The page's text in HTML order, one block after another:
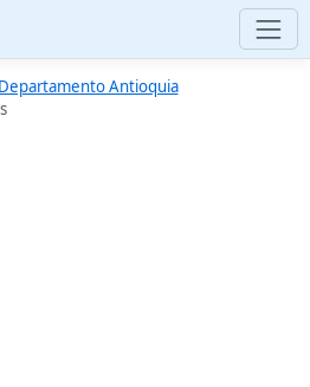
Departamento Antioquia